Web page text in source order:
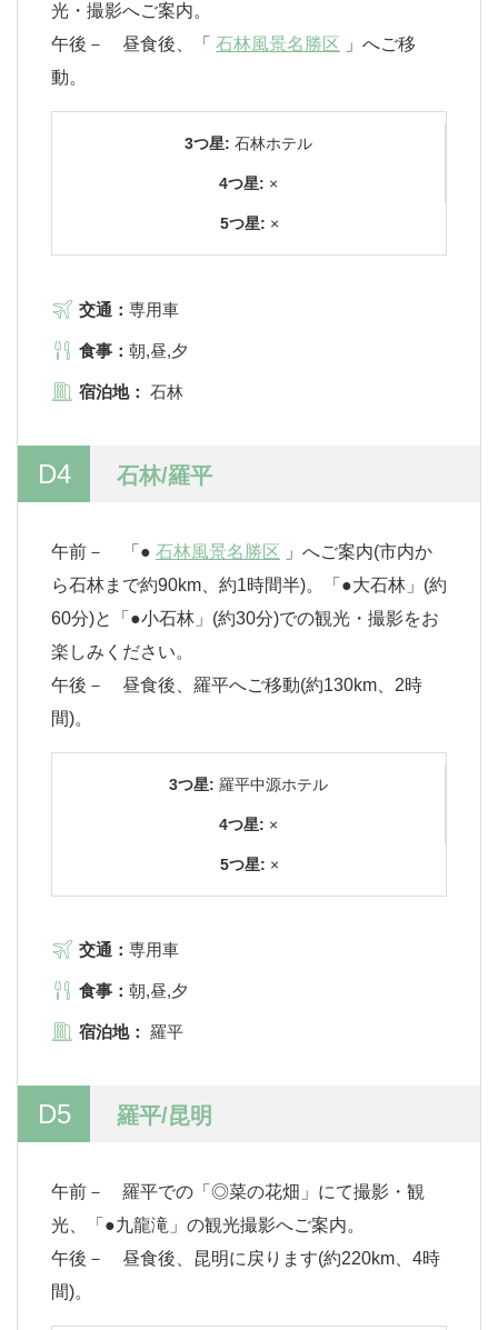
光・撮影へご案内。
午後－ 昼食後、「 石林風景名勝区 」へご移
動。
3つ星: 石林ホテル
4つ星: ×
5つ星: ×
交通： 専用車
食事： 朝,昼,夕
宿泊地： 石林
D4 石林/羅平
午前－ 「● 石林風景名勝区 」へご案内(市内か
ら石林まで約90km、約1時間半)。「●大石林」(約
60分)と「●小石林」(約30分)での観光・撮影をお
楽しみください。
午後－ 昼食後、羅平へご移動(約130km、2時
間)。
3つ星: 羅平中源ホテル
4つ星: ×
5つ星: ×
交通： 専用車
食事： 朝,昼,夕
宿泊地： 羅平
D5 羅平/昆明
午前－ 羅平での「◎菜の花畑」にて撮影・観
光、「●九龍滝」の観光撮影へご案内。
午後－ 昼食後、昆明に戻ります(約220km、4時
間)。